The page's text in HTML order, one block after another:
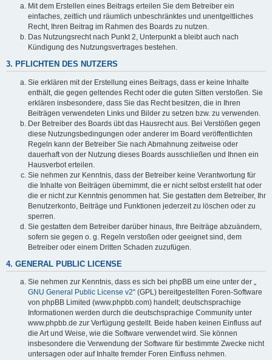
Mit dem Erstellen eines Beitrags erteilen Sie dem Betreiber ein
einfaches, zeitlich und räumlich unbeschränktes und unentgeltliches
Recht, Ihren Beitrag im Rahmen des Boards zu nutzen.
Das Nutzungsrecht nach Punkt 2, Unterpunkt a bleibt auch nach
Kündigung des Nutzungsvertrages bestehen.
3. PFLICHTEN DES NUTZERS
Sie erklären mit der Erstellung eines Beitrags, dass er keine Inhalte
enthält, die gegen geltendes Recht oder die guten Sitten verstoßen. Sie
erklären insbesondere, dass Sie das Recht besitzen, die in Ihren
Beiträgen verwendeten Links und Bilder zu setzen bzw. zu verwenden.
Der Betreiber des Boards übt das Hausrecht aus. Bei Verstößen gegen
diese Nutzungsbedingungen oder anderer im Board veröffentlichten
Regeln kann der Betreiber Sie nach Abmahnung zeitweise oder
dauerhaft von der Nutzung dieses Boards ausschließen und Ihnen ein
Hausverbot erteilen.
Sie nehmen zur Kenntnis, dass der Betreiber keine Verantwortung für
die Inhalte von Beiträgen übernimmt, die er nicht selbst erstellt hat oder
die er nicht zur Kenntnis genommen hat. Sie gestatten dem Betreiber, Ihr
Benutzerkonto, Beiträge und Funktionen jederzeit zu löschen oder zu
sperren.
Sie gestatten dem Betreiber darüber hinaus, Ihre Beiträge abzuändern,
sofern sie gegen o. g. Regeln verstoßen oder geeignet sind, dem
Betreiber oder einem Dritten Schaden zuzufügen.
4. GENERAL PUBLIC LICENSE
Sie nehmen zur Kenntnis, dass es sich bei phpBB um eine unter der „
GNU General Public License v2“ (GPL) bereitgestellten Foren-Software
von phpBB Limited (www.phpbb.com) handelt; deutschsprachige
Informationen werden durch die deutschsprachige Community unter
www.phpbb.de zur Verfügung gestellt. Beide haben keinen Einfluss auf
die Art und Weise, wie die Software verwendet wird. Sie können
insbesondere die Verwendung der Software für bestimmte Zwecke nicht
untersagen oder auf Inhalte fremder Foren Einfluss nehmen.